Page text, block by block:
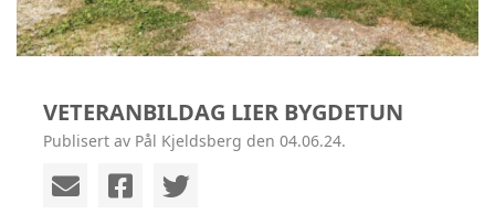
VETERANBILDAG LIER BYGDETUN
Publisert av Pål Kjeldsberg den 04.06.24.